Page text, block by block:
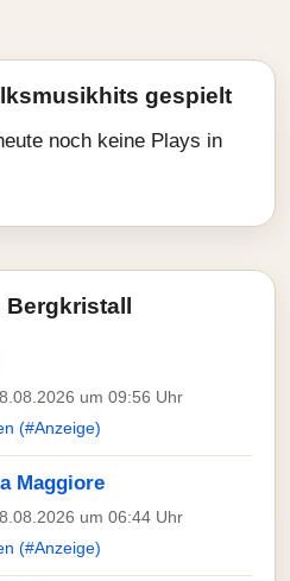
gespielt
noch keine Plays in
um 09:56 Uhr
(#Anzeige)
Maggiore
um 06:44 Uhr
(#Anzeige)